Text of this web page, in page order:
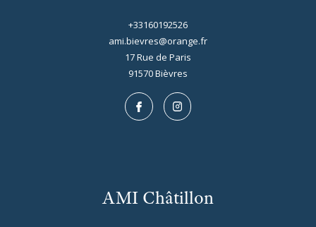
+33160192526
ami.bievres@orange.fr
17 Rue de Paris
91570
bièvres
AMI Châtillon